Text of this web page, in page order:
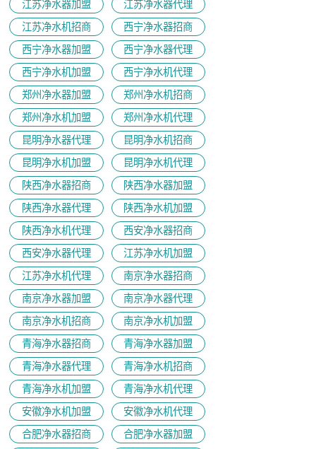
江苏净水器加盟
江苏净水器代理
江苏净水机招商
西宁净水器招商
西宁净水器加盟
西宁净水器代理
西宁净水机加盟
西宁净水机代理
郑州净水器加盟
郑州净水机招商
郑州净水机加盟
郑州净水机代理
昆明净水器代理
昆明净水机招商
昆明净水机加盟
昆明净水机代理
陕西净水器招商
陕西净水器加盟
陕西净水器代理
陕西净水机加盟
陕西净水机代理
西安净水器招商
西安净水器代理
江苏净水机加盟
江苏净水机代理
南京净水器招商
南京净水器加盟
南京净水器代理
​南京净水机招商
南京净水机加盟
青海净水器招商
青海净水器加盟
青海净水器代理
青海净水机招商
青海净水机加盟
青海净水机代理
安徽净水机加盟
安徽净水机代理
合肥净水器招商
合肥净水器加盟